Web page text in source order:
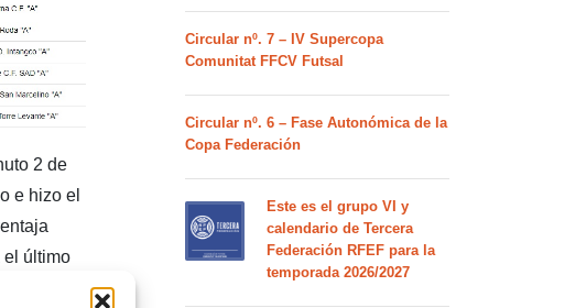
2 de
e hizo el
el último
primero
Circular nº. 7 – IV Supercopa
Comunitat FFCV Futsal
Circular nº. 6 – Fase Autonómica de la
Copa Federación
Este es el grupo VI y
calendario de Tercera
Federación RFEF para la
temporada 2026/2027